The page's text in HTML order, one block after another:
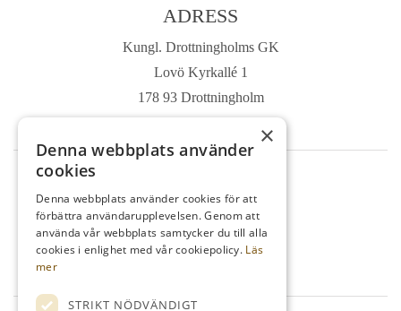
ADRESS
Kungl. Drottningholms GK
Lovö Kyrkallé 1
178 93 Drottningholm
Sverige
Kansli
08-759 03 11
Reception08-759 00 85
×
Denna webbplats använder
cookies
Denna webbplats använder cookies för att
förbättra användarupplevelsen. Genom att
använda vår webbplats samtycker du till alla
cookies i enlighet med vår cookiepolicy. Läs
mer
STRIKT NÖDVÄNDIGT